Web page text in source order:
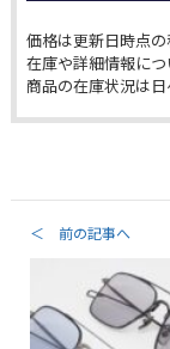
価格は更新日時点の
在庫や詳細情報につ
商品の在庫状況は日
＜ 前の記事へ